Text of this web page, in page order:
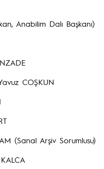
Anabilim Dalı Başkanı)
COŞKUN
(Sanal Arşiv Sorumlusu)